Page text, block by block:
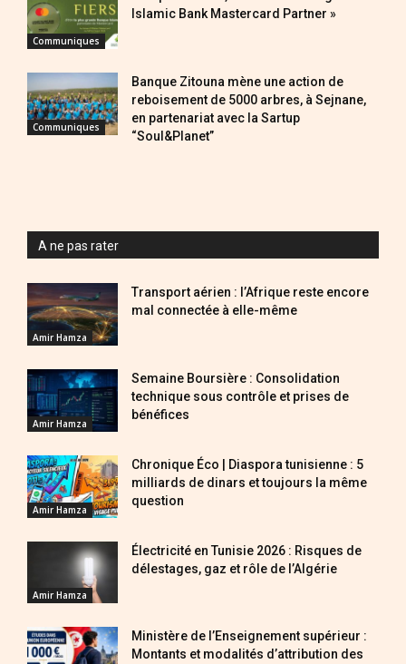
Communiques
Islamic Bank Mastercard Partner »
Communiques
Banque Zitouna mène une action de
reboisement de 5000 arbres, à Sejnane,
en partenariat avec la Sartup
“Soul&Planet”
A ne pas rater
Amir Hamza
Transport aérien : l’Afrique reste encore
mal connectée à elle-même
Amir Hamza
Semaine Boursière : Consolidation
technique sous contrôle et prises de
bénéfices
Amir Hamza
Chronique Éco | Diaspora tunisienne : 5
milliards de dinars et toujours la même
question
Amir Hamza
Électricité en Tunisie 2026 : Risques de
délestages, gaz et rôle de l’Algérie
Ministère de l’Enseignement supérieur :
Montants et modalités d’attribution des